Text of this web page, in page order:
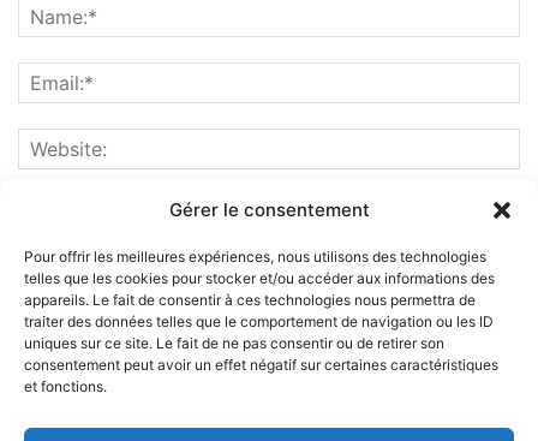
Gérer le consentement
Pour offrir les meilleures expériences, nous utilisons des technologies
telles que les cookies pour stocker et/ou accéder aux informations des
appareils. Le fait de consentir à ces technologies nous permettra de
traiter des données telles que le comportement de navigation ou les ID
uniques sur ce site. Le fait de ne pas consentir ou de retirer son
consentement peut avoir un effet négatif sur certaines caractéristiques
et fonctions.
ABOUT US